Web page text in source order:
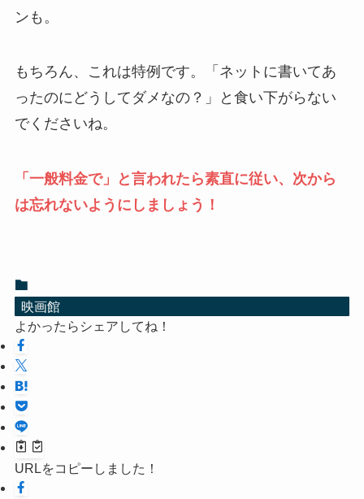
ンも。
もちろん、これは特例です。「ネットに書いてあ
ったのにどうしてダメなの？」と食い下がらない
でくださいね。
「一般料金で」と言われたら素直に従い、次から
は忘れないようにしましょう！
映画館
よかったらシェアしてね！
URLをコピーしました！